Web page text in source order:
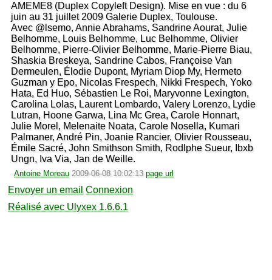
AMEME8 (Duplex Copyleft Design). Mise en vue : du 6
juin au 31 juillet 2009 Galerie Duplex, Toulouse.
Avec @lsemo, Annie Abrahams, Sandrine Aourat, Julie
Belhomme, Louis Belhomme, Luc Belhomme, Olivier
Belhomme, Pierre-Olivier Belhomme, Marie-Pierre Biau,
Shaskia Breskeya, Sandrine Cabos, Françoise Van
Dermeulen, Élodie Dupont, Myriam Diop My, Hermeto
Guzman y Epo, Nicolas Frespech, Nikki Frespech, Yoko
Hata, Ed Huo, Sébastien Le Roi, Maryvonne Lexington,
Carolina Lolas, Laurent Lombardo, Valery Lorenzo, Lydie
Lutran, Hoone Garwa, Lina Mc Grea, Carole Honnart,
Julie Morel, Melenaite Noata, Carole Nosella, Kumari
Palmaner, André Pin, Joanie Rancier, Olivier Rousseau,
Émile Sacré, John Smithson Smith, Rodlphe Sueur, Ibxb
Ungn, Iva Via, Jan de Weille.
Antoine Moreau 2009-06-08 10:02:13 page url
Envoyer un email Connexion
Réalisé avec Ulyxex 1.6.6.1